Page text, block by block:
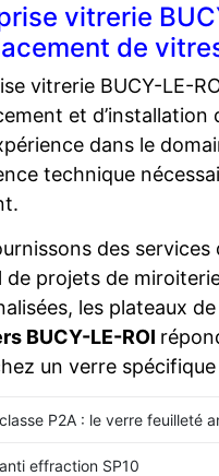
vitrerie
de
vitrerie BUCY-LE-
et d’installation
dans le
technique
des
de projets de
les plateaux
BUCY-LE-ROI
un verre
P2A : le verre feuilleté
effraction SP10